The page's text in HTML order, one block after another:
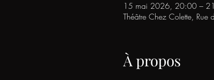
15 mai 2026, 20:00 –
Théâtre Chez Colette, Rue
À propos